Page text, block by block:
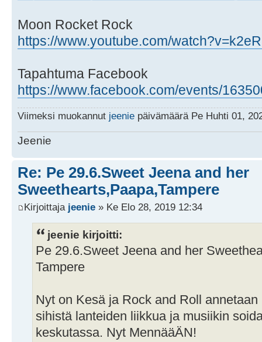
Moon Rocket Rock
https://www.youtube.com/
Tapahtuma Facebook
https://www.facebook.com/events/
Viimeksi muokannut jeenie päivämäärä Pe Huhti 01,
Jeenie
Re: Pe 29.6.Sweet Jeena and her
Sweethearts,Paapa,Tampere
Kirjoittaja jeenie » Ke Elo 28, 2019 12:34
jeenie kirjoitti:
Pe 29.6.Sweet Jeena and her
Tampere
Nyt on Kesä ja Rock and Roll
sihistä lanteiden liikkua ja musiikin
keskutassa. Nyt MennääÄN!